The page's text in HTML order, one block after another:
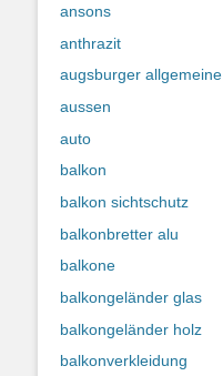
ansons
anthrazit
augsburger allgemeine
aussen
auto
balkon
balkon sichtschutz
balkonbretter alu
balkone
balkongeländer glas
balkongeländer holz
balkonverkleidung